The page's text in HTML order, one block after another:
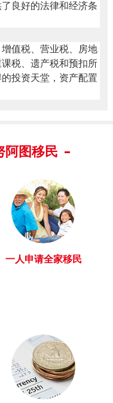
良好的法律和经济条
值税、营业税、房地
税、遗产税和预扣所
投资天堂，资产配置
阿图移民
一人申请全家移民